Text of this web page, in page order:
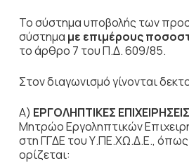
Το σύστημα υποβολής των
σύστημα με επιμέρους
το άρθρο 7 του Π.Δ. 609/85.
Στον διαγωνισμό γίνονται
Α) ΕΡΓΟΛΗΠΤΙΚΕΣ ΕΠΙΧΕΙΡΗΣΕΙΣ
Μητρώο Εργοληπτικών
στη ΓΓΔΕ του Υ.ΠΕ.ΧΩ.Δ.Ε.,
ορίζεται: